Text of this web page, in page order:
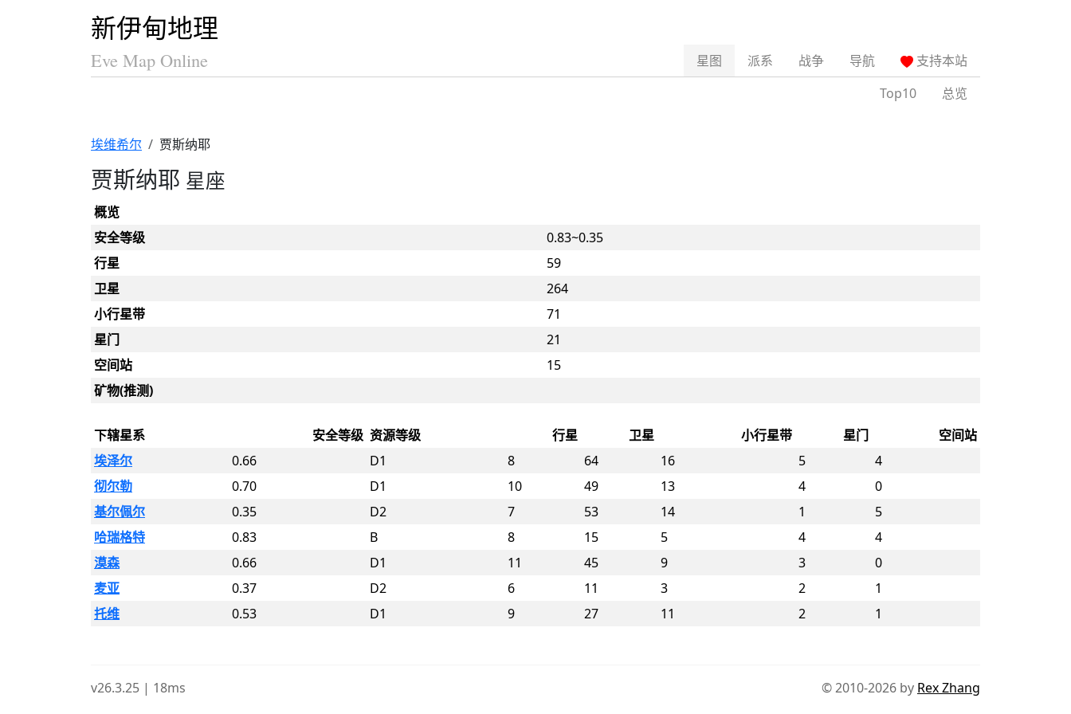
新伊甸地理
Eve Map Online 星图 派系 战争 导航
支持本站
总览
Top10
埃维希尔 贾斯纳耶
贾斯纳耶 星座
概览
安全等级
0.83~0.35
行星
59
卫星
264
小行星带
71
星门
21
空间站
15
矿物(推测)
下辖星系 安全等级 资源等级 行星 卫星 小行星带 星门
空间站
埃泽尔
0.66 D1 8 64 16 5
4
彻尔勒
0.70 D1 10 49 13 4
0
基尔佩尔
0.35 D2 7 53 14 1
5
哈瑞格特
0.83 B 8 15 5 4
4
漠森
0.66 D1 11 45 9 3
0
麦亚
0.37 D2 6 11 3 2
1
托维
0.53 D1 9 27 11 2 1
v26.3.25 | 18ms © 2010-2026 by Rex Zhang